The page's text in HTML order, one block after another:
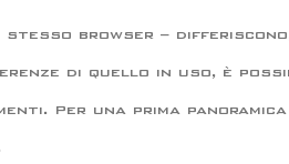
stesso browser –
di quello in uso, è
Per una prima